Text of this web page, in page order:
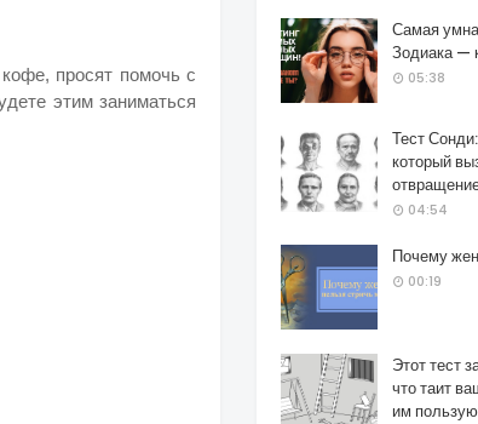
просят помочь с
этим заниматься
Самая
Зодиака —
05:38
Тест
который
04:54
Почему
00:19
Этот тест
что таит
им